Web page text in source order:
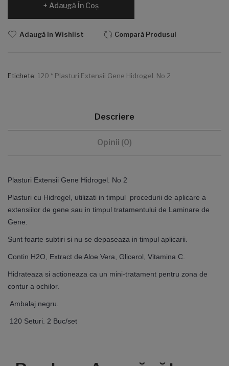
Adaugă În Coş
Adaugă In Wishlist Compară Produsul
Etichete: 120 * Plasturi Extensii Gene Hidrogel. No 2
Descriere
Opinii (0)
Plasturi Extensii Gene Hidrogel. No 2
Plasturi cu Hidrogel, utilizati in timpul procedurii de aplicare a
extensiilor de gene sau in timpul tratamentului de Laminare de
Gene.
Sunt foarte subtiri si nu se depaseaza in timpul aplicarii.
Contin H2O, Extract de Aloe Vera, Glicerol, Vitamina C.
Hidrateaza si actioneaza ca un mini-tratament pentru zona de
contur a ochilor.
Ambalaj negru.
120 Seturi. 2 Buc/set